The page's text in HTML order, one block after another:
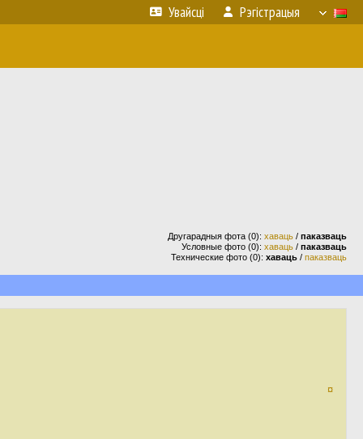
Увайсці Рэгістрацыя
Другарадныя фота (0): хаваць / паказваць
Условные фото (0): хаваць / паказваць
Технические фото (0): хаваць / паказваць
¤